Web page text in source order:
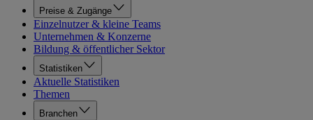
Preise & Zugänge
Einzelnutzer & kleine Teams
Unternehmen & Konzerne
Bildung & öffentlicher Sektor
Statistiken
Aktuelle Statistiken
Themen
Branchen